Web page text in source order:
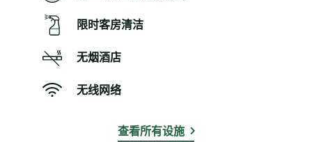
限时客房清洁
无烟酒店
无线网络
查看所有设施